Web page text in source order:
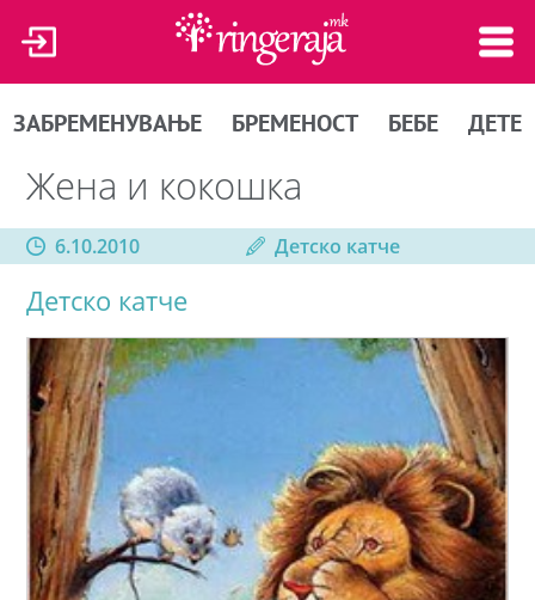
ЗАБРЕМЕНУВАЊЕ БРЕМЕНОСТ БЕБЕ ДЕТЕ
Жена и кокошка
6.10.2010 Детско катче
Детско катче